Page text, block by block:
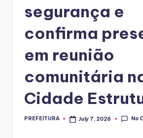
segurança e
confirma
em reunião
comunitária
Cidade
Posted
PREFEITURA July 7, 2026 No